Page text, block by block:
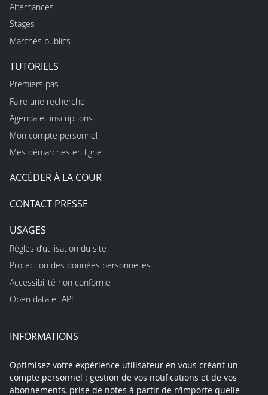
Alternances
Stages
Marchés publics
TUTORIELS
Premiers pas
Faire une recherche
Agenda et inscriptions
Mon compte personnel
Mes démarches en ligne
ACCÉDER À LA COUR
CONTACT PRESSE
USAGES
Règles d’utilisation du site
Protection des données personnelles
Accessibilité non conforme
Open data et API
INFORMATIONS
Optimisez votre expérience utilisateur en vous créant un
compte personnel : gestion de vos notifications et de vos
abonnements, prise de notes à partir de n’importe quelle